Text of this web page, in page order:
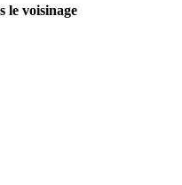
le voisinage